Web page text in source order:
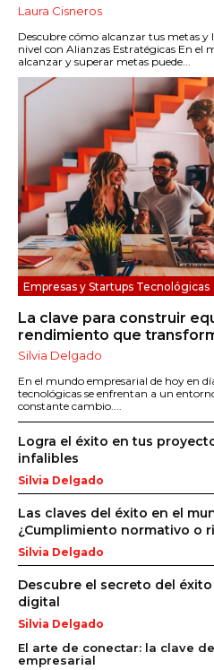
Laura Cisneros
Descubre cómo alcanzar tus metas
nivel con Alianzas Estratégicas En el
alcanzar y superar metas puede...
Empresas y Startups Tecnológicas
La clave para construir
rendimiento que
Silvia Delgado
En el mundo empresarial de hoy en
tecnológicas se enfrentan a un
constante cambio....
Logra el éxito en tus
infalibles
Silvia Delgado
Las claves del éxito en el
¿Cumplimiento normativo o
Silvia Delgado
Descubre el secreto del
digital
Silvia Delgado
El arte de conectar: la clave
empresarial